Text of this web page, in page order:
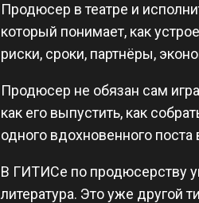
Продюсер в театре и
который понимает, как
риски, сроки, партнёры,
Продюсер не обязан сам
как его выпустить, как
одного вдохновенного поста
В ГИТИСе по продюсерству
литература. Это уже другой